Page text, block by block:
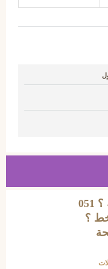
051 رقم ؟ 051 اي شركة ؟ 051
اي خط ؟
شريحة